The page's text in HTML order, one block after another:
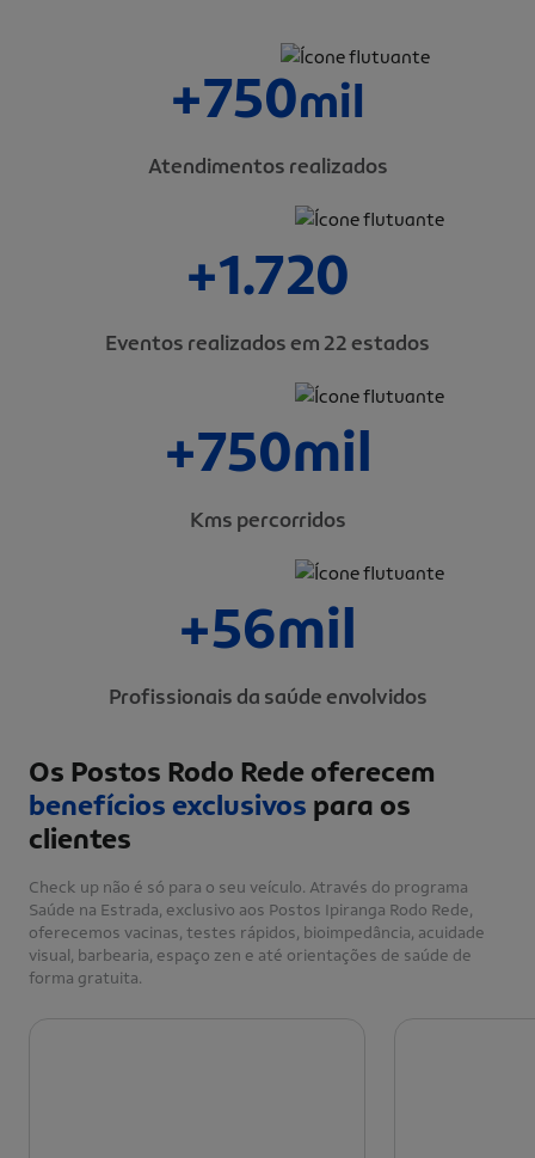
+750mil
Atendimentos realizados
+1.720
Eventos realizados em 22 estados
+750mil
Kms percorridos
+56mil
Profissionais da saúde envolvidos
Os Postos Rodo Rede oferecem
benefícios exclusivos para os
clientes
Check up não é só para o seu veículo. Através do programa
Saúde na Estrada, exclusivo aos Postos Ipiranga Rodo Rede,
oferecemos vacinas, testes rápidos, bioimpedância, acuidade
visual, barbearia, espaço zen e até orientações de saúde de
forma gratuita.